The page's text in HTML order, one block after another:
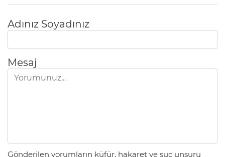
Adınız Soyadınız
Mesaj
Gönderilen yorumların küfür, hakaret ve suç unsuru